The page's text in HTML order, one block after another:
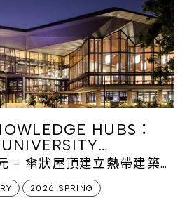
HUBS：
& INNOVATION
- 傘狀屋頂建立熱帶建築新
2026 SPRING